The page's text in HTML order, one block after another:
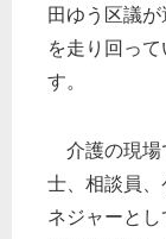
田ゆう区議が
を走り回って
す。
介護の現場
士、相談員、
ネジャーと